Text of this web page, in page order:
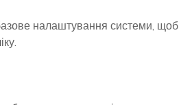
налаштування системи, щоб